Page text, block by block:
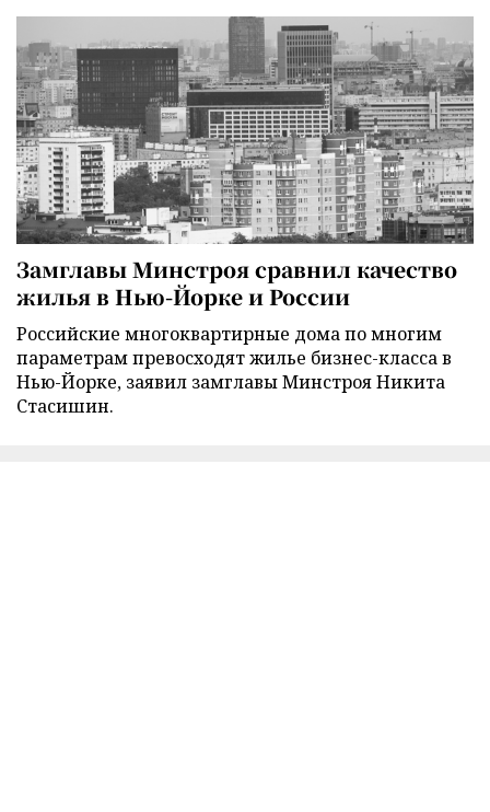
Замглавы Минстроя сравнил качество
жилья в Нью-Йорке и России
Российские многоквартирные дома по многим
параметрам превосходят жилье бизнес-класса в
Нью-Йорке, заявил замглавы Минстроя Никита
Стасишин.